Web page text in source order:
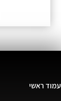
עמוד ראשי